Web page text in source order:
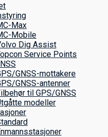
Max
Mobile
Dig Assist
Service Points
GNSS-mottakere
GNSS-antenner
til GPS/GNSS
modeller